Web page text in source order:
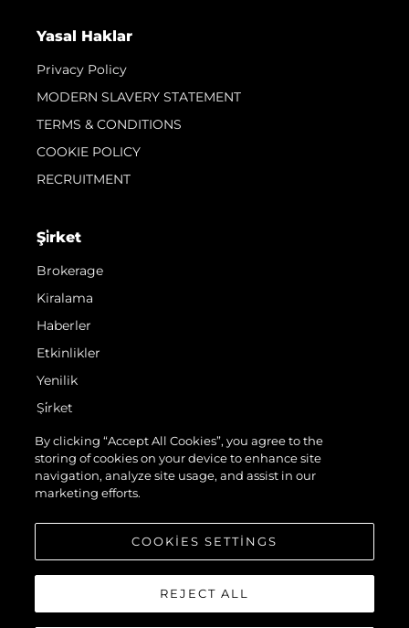
Yasal Haklar
Privacy Policy
MODERN SLAVERY STATEMENT
TERMS & CONDITIONS
COOKIE POLICY
RECRUITMENT
Şi̇rket
Brokerage
Kiralama
Haberler
Etkinlikler
Yenilik
Şi̇rket
Ekip
Yaşam Şekli̇
Mi̇ras
By clicking “Accept All Cookies”, you agree to the
storing of cookies on your device to enhance site
navigation, analyze site usage, and assist in our
marketing efforts.
COOKIES SETTINGS
REJECT ALL